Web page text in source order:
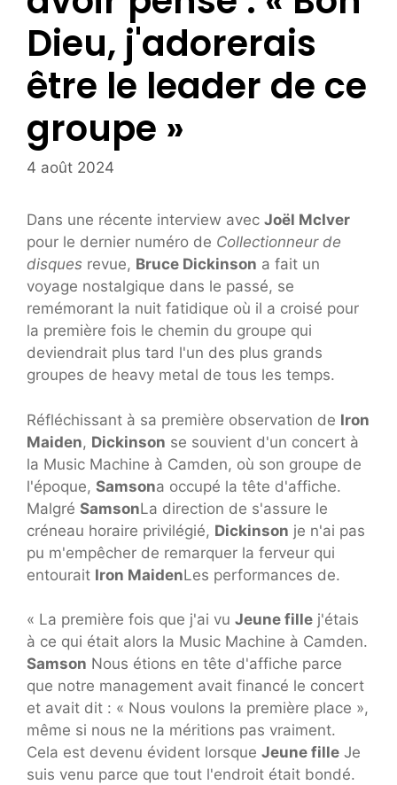
Dieu, j'adorerais
être le leader de ce
groupe »
4 août 2024
Dans une récente interview avec Joël McIver
pour le dernier numéro de Collectionneur de
disques revue, Bruce Dickinson a fait un
voyage nostalgique dans le passé, se
remémorant la nuit fatidique où il a croisé pour
la première fois le chemin du groupe qui
deviendrait plus tard l'un des plus grands
groupes de heavy metal de tous les temps.
Réfléchissant à sa première observation de Iron
Maiden, Dickinson se souvient d'un concert à
la Music Machine à Camden, où son groupe de
l'époque, Samsona occupé la tête d'affiche.
Malgré SamsonLa direction de s'assure le
créneau horaire privilégié, Dickinson je n'ai pas
pu m'empêcher de remarquer la ferveur qui
entourait Iron MaidenLes performances de.
« La première fois que j'ai vu Jeune fille j'étais
à ce qui était alors la Music Machine à Camden.
Samson Nous étions en tête d'affiche parce
que notre management avait financé le concert
et avait dit : « Nous voulons la première place »,
même si nous ne la méritions pas vraiment.
Cela est devenu évident lorsque Jeune fille Je
suis venu parce que tout l'endroit était bondé.